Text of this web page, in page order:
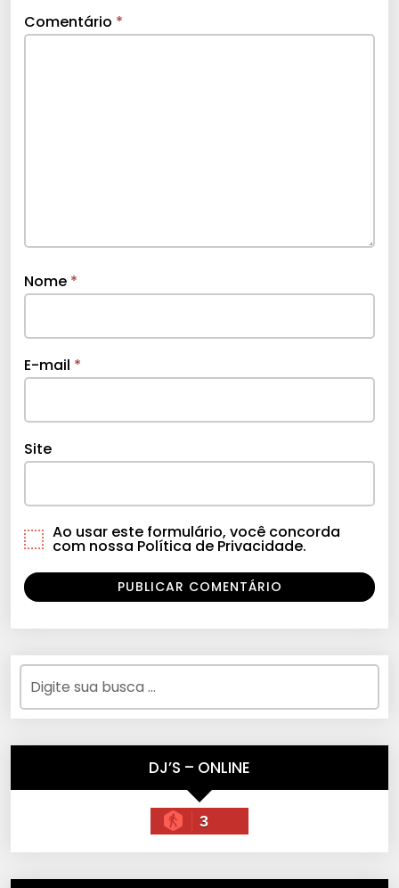
Comentário *
Nome *
E-mail *
Site
Ao usar este formulário, você concorda
com nossa Política de Privacidade.
DJ’S – ONLINE
3